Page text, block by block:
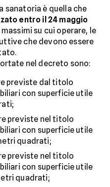
sanatoria è quella che
entro il 24 maggio
su cui operare, le
che devono essere
nel decreto sono:
previste dal titolo
con superficie utile
previste nel titolo
con superficie utile
quadrati;
previste nel titolo
con superficie utile
quadrati;